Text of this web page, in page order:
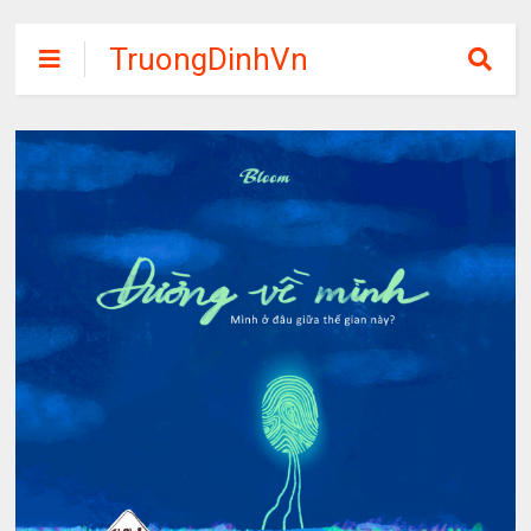
TruongDinhVn
Chia sẽ ebook,
các khóa học,
phần mềm học
tập miễn phí